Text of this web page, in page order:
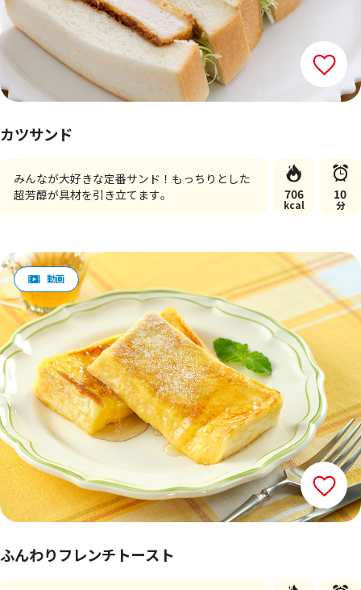
カツサンド
みんなが大好きな定番サンド！もっちりとした
超芳醇が具材を引き立てます。
706
kcal
10
分
ふんわりフレンチトースト